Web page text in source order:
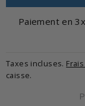
Paiement en
Taxes incluses.
caisse.